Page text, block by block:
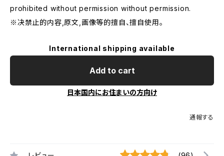
prohibited without permission without permission.
※决禁止的内容,原文,画像等的擅自、擅自使用。
International shipping available
Add to cart
日本国内にお住まいの方向け
通報する